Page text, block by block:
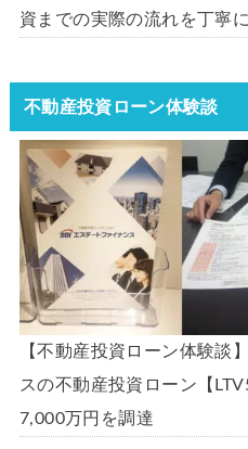
資までの実際の流れを丁寧
不動産投資ローン体験談
【不動産投資ローン体験談
スの不動産投資ローン【
7,000万円を調達